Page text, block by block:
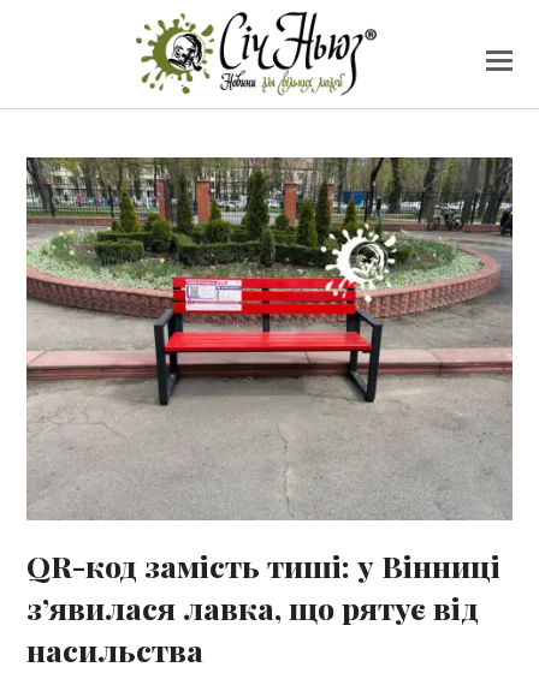
QR-код замість тиші: у Вінниці
з’явилася лавка, що рятує від
насильства